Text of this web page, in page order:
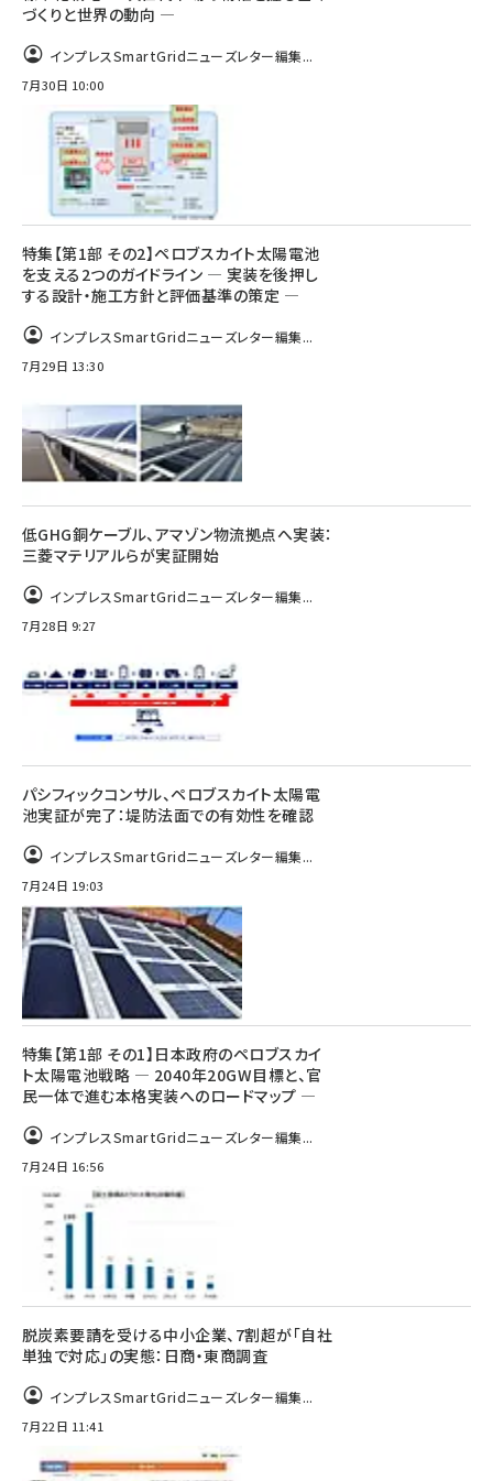
づくりと世界の動向 ―
インプレスSmartGridニューズレター編集...
7月30日 10:00
特集【第1部 その2】ペロブスカイト太陽電池
を支える2つのガイドライン ― 実装を後押し
する設計・施工方針と評価基準の策定 ―
インプレスSmartGridニューズレター編集...
7月29日 13:30
低GHG銅ケーブル、アマゾン物流拠点へ実装：
三菱マテリアルらが実証開始
インプレスSmartGridニューズレター編集...
7月28日 9:27
パシフィックコンサル、ペロブスカイト太陽電
池実証が完了：堤防法面での有効性を確認
インプレスSmartGridニューズレター編集...
7月24日 19:03
特集【第1部 その1】日本政府のペロブスカイ
ト太陽電池戦略 ― 2040年20GW目標と、官
民一体で進む本格実装へのロードマップ ―
インプレスSmartGridニューズレター編集...
7月24日 16:56
脱炭素要請を受ける中小企業、7割超が「自社
単独で対応」の実態：日商・東商調査
インプレスSmartGridニューズレター編集...
7月22日 11:41